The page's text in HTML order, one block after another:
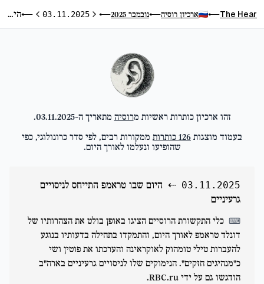
The Hear
⟵ ארכיון רוסיה⟵נובמבר 2025 ⟵היום הקודם
03.11.2025 היום הבא
⟵ היום שבו טראמפ התייחס לניסויים גרעיניים
זהו ארכיון כותרות ראשיות מרוסיה מתאריך ה-03.11.2025
.
בעמוד מוצגות 126 כותרות ממקורות רבים, לפי סדר כרונולוגי, כפי
שהופיעו ונעלמו לאורך היום.
03.11.2025
⇠ היום שבו טראמפ התייחס לניסויים
גרעיניים
⌨ כלי התקשורת הרוסיים הציגו באופן בולט את הצהרותיו של
דונלד טראמפ לאורך היום, והתמקדו בתחילה בדעותיו בנוגע
להעברות טילי טומהוק לאוקראינה והערכתו את פוטין ושי
כ"מנהיגים חזקים". הנימוקים שלו לניסויים גרעיניים בארה"ב
הודגשו גם על ידי RBC.ru.